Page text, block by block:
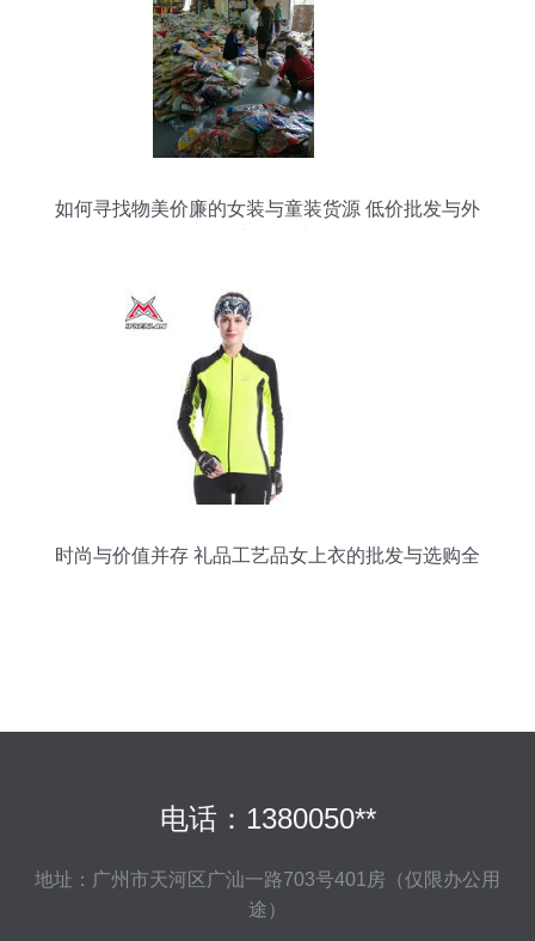
如何寻找物美价廉的女装与童装货源 低价批发与外
时尚与价值并存 礼品工艺品女上衣的批发与选购全
电话：1380050**
地址：广州市天河区广汕一路703号401房（仅限办公用
途）